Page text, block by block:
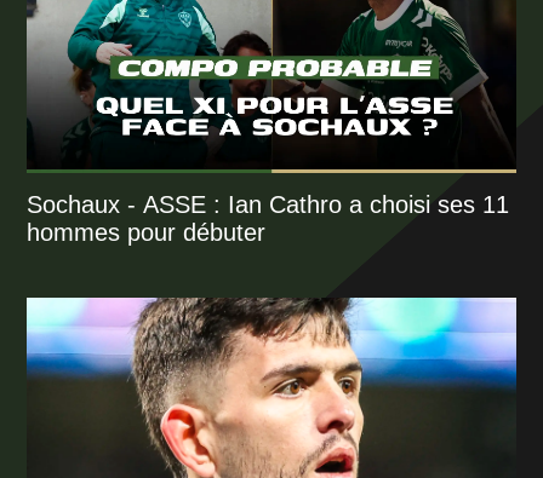
Sochaux - ASSE : Ian Cathro a choisi ses 11
hommes pour débuter